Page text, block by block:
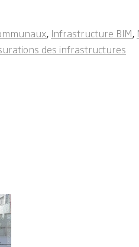
, Infrastructure BIM,
des infrastructures